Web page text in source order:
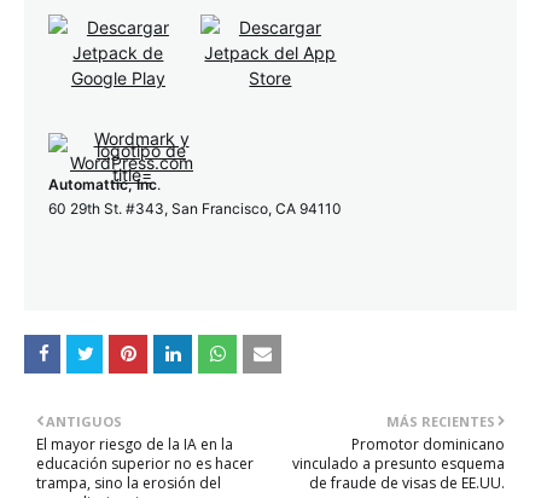
Automattic, Inc.
60 29th St. #343, San Francisco, CA 94110
MÁS RECIENTES
Promotor dominicano
vinculado a presunto esquema
de fraude de visas de EE.UU.
ANTIGUOS
El mayor riesgo de la IA en la
educación superior no es hacer
trampa, sino la erosión del